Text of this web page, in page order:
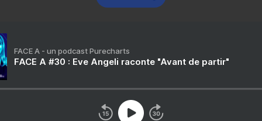
FACE A - un podcast Purecharts
FACE A #30 : Eve Angeli raconte "Avant de partir"